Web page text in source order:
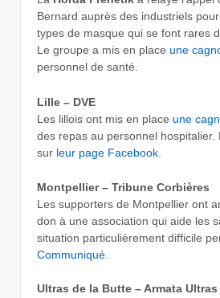
Bernard auprès des industriels
types de masque qui se font rares
Le groupe a mis en place une
personnel de santé.
Lille – DVE
Les lillois ont mis en place une
des repas au personnel hospitalier.
sur leur page Facebook
Montpellier – Tribune Corbières
Les supporters de Montpellier ont
don à une association qui aide les
situation particulièrement difficile
Communiqué
Ultras de la Butte – Armata